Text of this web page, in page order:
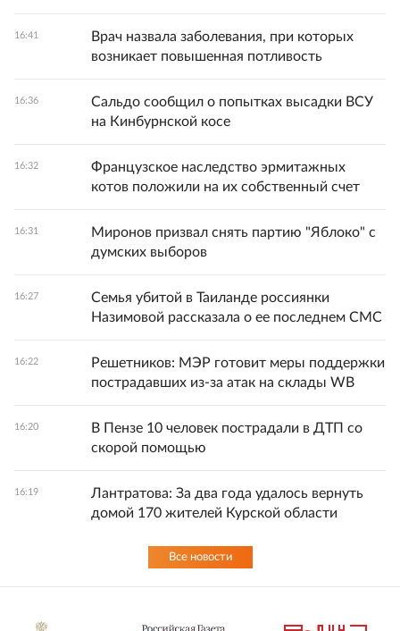
16:41
Врач назвала заболевания, при которых
возникает повышенная потливость
16:36
Сальдо сообщил о попытках высадки ВСУ
на Кинбурнской косе
16:32
Французское наследство эрмитажных
котов положили на их собственный счет
16:31
Миронов призвал снять партию "Яблоко" с
думских выборов
16:27
Семья убитой в Таиланде россиянки
Назимовой рассказала о ее последнем СМС
16:22
Решетников: МЭР готовит меры поддержки
пострадавших из-за атак на склады WB
16:20
В Пензе 10 человек пострадали в ДТП со
скорой помощью
16:19
Лантратова: За два года удалось вернуть
домой 170 жителей Курской области
Все новости